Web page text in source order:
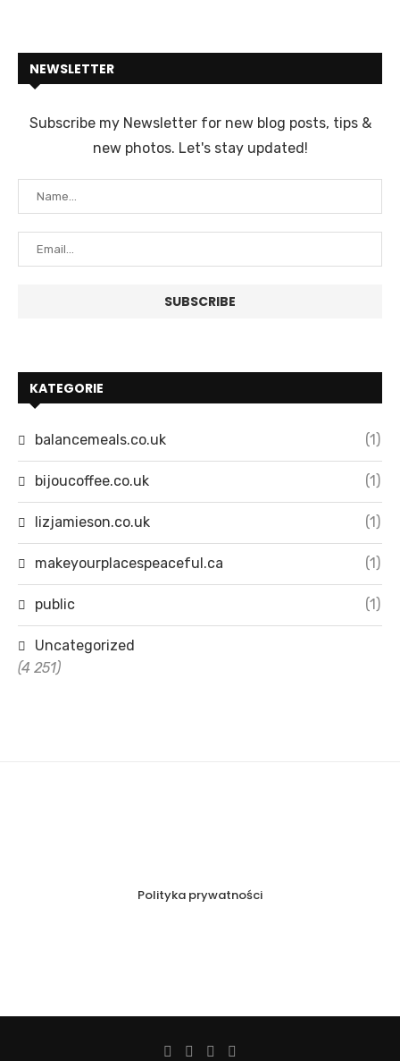
NEWSLETTER
Subscribe my Newsletter for new blog posts, tips &
new photos. Let's stay updated!
KATEGORIE
balancemeals.co.uk (1)
bijoucoffee.co.uk (1)
lizjamieson.co.uk (1)
makeyourplacespeaceful.ca (1)
public (1)
Uncategorized
(4 251)
Polityka prywatności